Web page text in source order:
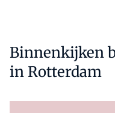
Binnenkijken
in Rotterdam